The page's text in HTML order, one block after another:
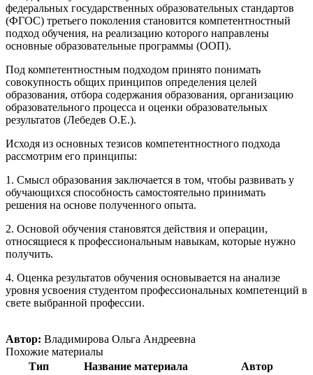
федеральных государственных образовательных стандартов
(ФГОС) третьего поколения становится компетентностный
подход обучения, на реализацию которого направлены
основные образовательные программы (ООП).
Под компетентностным подходом принято понимать
совокупность общих принципов определения целей
образования, отбора содержания образования, организацию
образовательного процесса и оценки образовательных
результатов (Лебедев О.Е.).
Исходя из основных тезисов компетентностного подхода
рассмотрим его принципы:
1. Смысл образования заключается в том, чтобы развивать у
обучающихся способность самостоятельно принимать
решения на основе полученного опыта.
2. Основой обучения становятся действия и операции,
относящиеся к профессиональным навыкам, которые нужно
получить.
4. Оценка результатов обучения основывается на анализе
уровня усвоения студентом профессиональных компетенций в
свете выбранной профессии.
Автор: Владимирова Ольга Андреевна
Похожие материалы
Тип
Название материала Автор